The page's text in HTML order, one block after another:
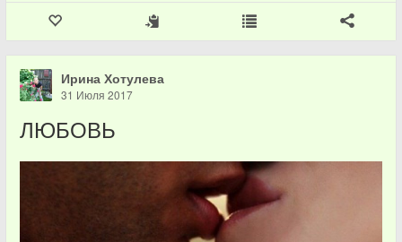
Ирина Хотулева
31 Июля 2017
ЛЮБОВЬ